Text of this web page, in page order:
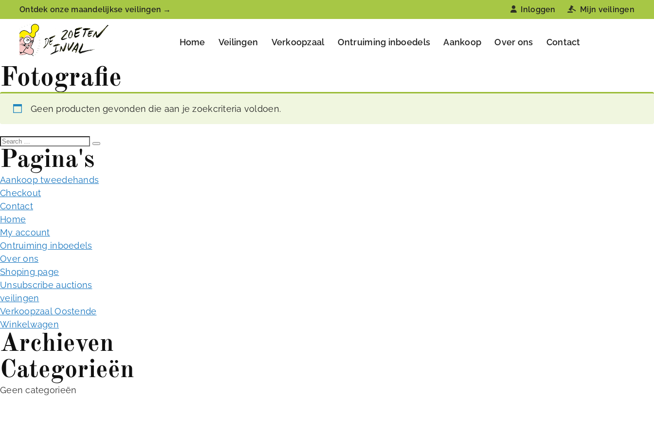
Ontdek onze maandelijkse veilingen → Inloggen Mijn veilingen
Home Veilingen Verkoopzaal Ontruiming inboedels Aankoop Over ons Contact
Fotografie
Geen producten gevonden die aan je zoekcriteria voldoen.
S
e
a
r
c
h
f
o
r
:
S
h
Pagina's
Aankoop tweedehands
Checkout
Contact
Home
My account
Ontruiming inboedels
Over ons
Shoping page
Unsubscribe auctions
veilingen
Verkoopzaal Oostende
Winkelwagen
Archieven
Categorieën
Geen categorieën